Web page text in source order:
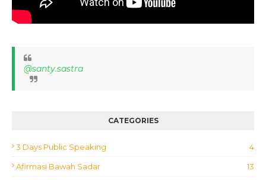
@santy.sastra
CATEGORIES
3 Days Public Speaking 4
Afirmasi Bawah Sadar 13